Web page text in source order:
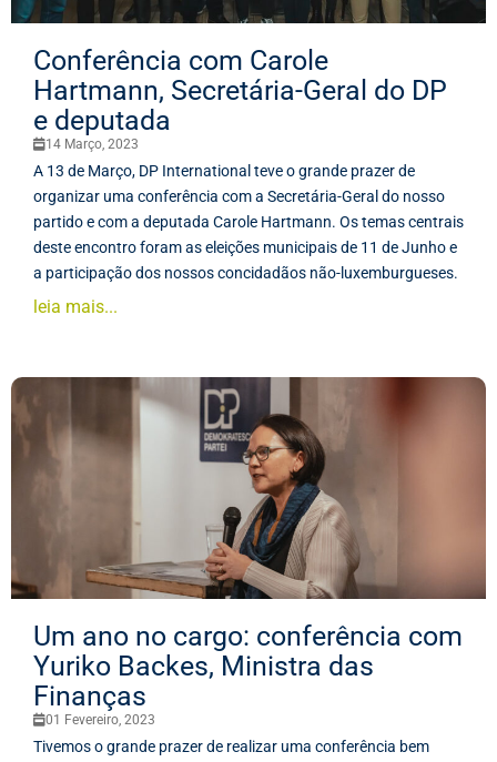
Conferência com Carole
Hartmann, Secretária-Geral do DP
e deputada
14 Março, 2023
A 13 de Março, DP International teve o grande prazer de
organizar uma conferência com a Secretária-Geral do nosso
partido e com a deputada Carole Hartmann. Os temas centrais
deste encontro foram as eleições municipais de 11 de Junho e
a participação dos nossos concidadãos não-luxemburgueses.
leia mais...
Um ano no cargo: conferência com
Yuriko Backes, Ministra das
Finanças
01 Fevereiro, 2023
Tivemos o grande prazer de realizar uma conferência bem